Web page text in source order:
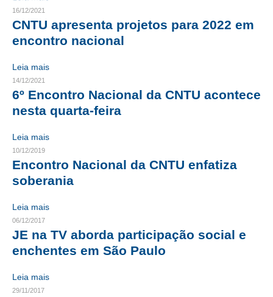
COMPOSIÇÃO
CONSELHOS ASSESSORES
PERSONALIDADES DA TECNOLOGIA
NÚCLEO DA MULHER ENGENHEIRA
JURÍDICO
CONSULTORIA
CONTRIBUIÇÕES
CONTRIBUIÇÃO ASSISTENCIAL
16/12/2021
CNTU apresenta projetos para 2022 em
encontro nacional
Leia mais
14/12/2021
6º Encontro Nacional da CNTU acontece
nesta quarta-feira
Leia mais
10/12/2019
Encontro Nacional da CNTU enfatiza
soberania
Leia mais
06/12/2017
JE na TV aborda participação social e
enchentes em São Paulo
Leia mais
29/11/2017